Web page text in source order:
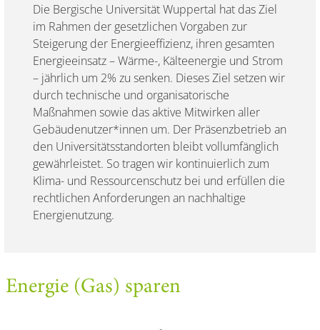
Die Bergische Universität Wuppertal hat das Ziel
im Rahmen der gesetzlichen Vorgaben zur
Steigerung der Energieeffizienz, ihren gesamten
Energieeinsatz – Wärme-, Kälteenergie und Strom
– jährlich um 2% zu senken. Dieses Ziel setzen wir
durch technische und organisatorische
Maßnahmen sowie das aktive Mitwirken aller
Gebäudenutzer*innen um. Der Präsenzbetrieb an
den Universitätsstandorten bleibt vollumfänglich
gewährleistet. So tragen wir kontinuierlich zum
Klima- und Ressourcenschutz bei und erfüllen die
rechtlichen Anforderungen an nachhaltige
Energienutzung.
Energie (Gas) sparen